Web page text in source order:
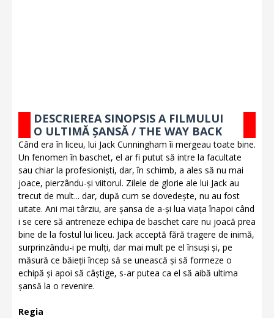
DESCRIEREA SINOPSIS A FILMULUI
O ULTIMĂ ȘANSĂ / THE WAY BACK
Când era în liceu, lui Jack Cunningham îi mergeau toate bine.
Un fenomen în baschet, el ar fi putut să intre la facultate
sau chiar la profesioniști, dar, în schimb, a ales să nu mai
joace, pierzându-și viitorul. Zilele de glorie ale lui Jack au
trecut de mult... dar, după cum se dovedește, nu au fost
uitate. Ani mai târziu, are șansa de a-și lua viața înapoi când
i se cere să antreneze echipa de baschet care nu joacă prea
bine de la fostul lui liceu. Jack acceptă fără tragere de inimă,
surprinzându-i pe mulți, dar mai mult pe el însuși și, pe
măsură ce băieții încep să se unească și să formeze o
echipă și apoi să câștige, s-ar putea ca el să aibă ultima
șansă la o revenire.
Regia